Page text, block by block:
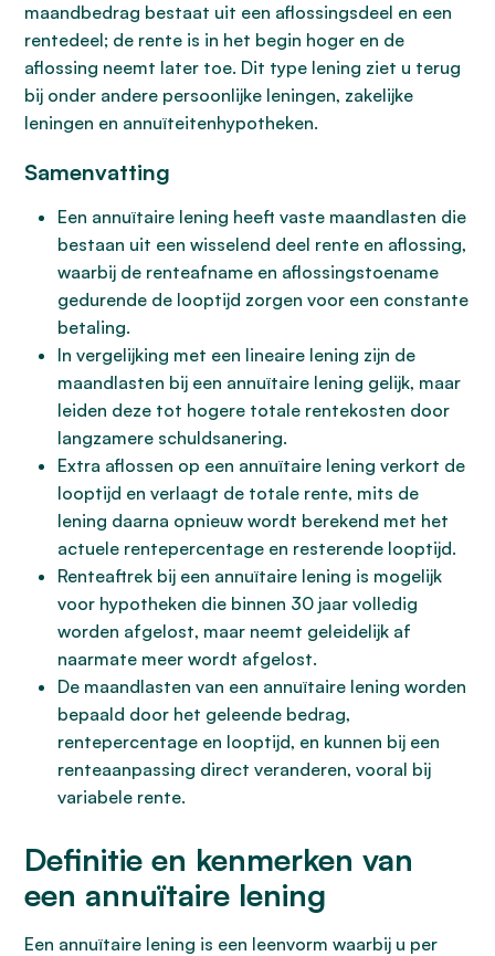
maandbedrag bestaat uit een aflossingsdeel en een
rentedeel; de rente is in het begin hoger en de
aflossing neemt later toe. Dit type lening ziet u terug
bij onder andere persoonlijke leningen, zakelijke
leningen en annuïteitenhypotheken.
Samenvatting
Een annuïtaire lening heeft vaste maandlasten die
bestaan uit een wisselend deel rente en aflossing,
waarbij de renteafname en aflossingstoename
gedurende de looptijd zorgen voor een constante
betaling.
In vergelijking met een lineaire lening zijn de
maandlasten bij een annuïtaire lening gelijk, maar
leiden deze tot hogere totale rentekosten door
langzamere schuldsanering.
Extra aflossen op een annuïtaire lening verkort de
looptijd en verlaagt de totale rente, mits de
lening daarna opnieuw wordt berekend met het
actuele rentepercentage en resterende looptijd.
Renteaftrek bij een annuïtaire lening is mogelijk
voor hypotheken die binnen 30 jaar volledig
worden afgelost, maar neemt geleidelijk af
naarmate meer wordt afgelost.
De maandlasten van een annuïtaire lening worden
bepaald door het geleende bedrag,
rentepercentage en looptijd, en kunnen bij een
renteaanpassing direct veranderen, vooral bij
variabele rente.
Definitie en kenmerken van
een annuïtaire lening
Een annuïtaire lening is een leenvorm waarbij u per